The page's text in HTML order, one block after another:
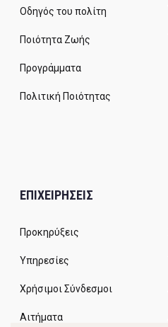
Οδηγός του πολίτη
Ποιότητα Ζωής
Προγράμματα
Πολιτική Ποιότητας
ΕΠΙΧΕΙΡΗΣΕΙΣ
Προκηρύξεις
Υπηρεσίες
Χρήσιμοι Σύνδεσμοι
Αιτήματα